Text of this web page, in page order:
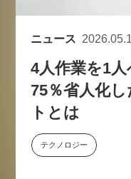
個人
セミナー
ニュース
4人作業を1
75％省人化
トとは
テクノロジー